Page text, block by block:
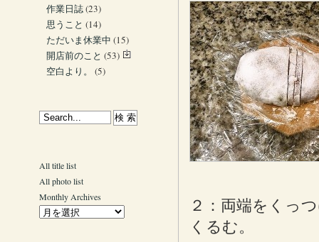
２：両端をくっ
くるむ。
作業日誌(23)
思うこと (14)
ただいま休業中 (15)
開店前のこと (53)
空白より。
(5)
All title list
All photo list
Monthly Archives